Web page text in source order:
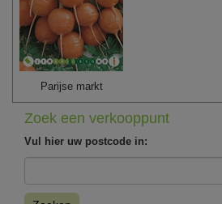
Parijse markt
Zoek een verkooppunt
Vul hier uw postcode in: